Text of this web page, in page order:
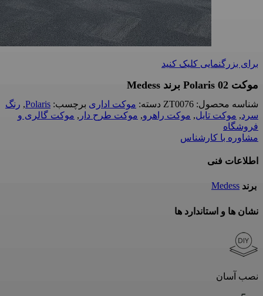
برای بزرگنمایی کلیک کنید
موکت Polaris 02 برند Medess
شناسه محصول: ZT0076 دسته: موکت اداری برچسب: Polaris
, رنگ
سرد, موکت تایل, موکت راهرو, موکت طرح دار , موکت گالری و
فروشگاه
مشاوره با کارشناس
اطلاعات فنی
برند Medess
نشان ها و استاندارد ها
نصب آسان